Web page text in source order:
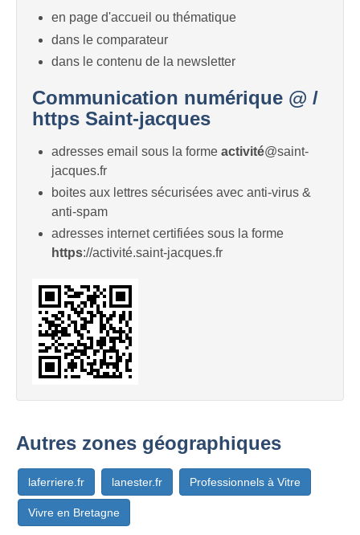
en page d'accueil ou thématique
dans le comparateur
dans le contenu de la newsletter
Communication numérique @ /
https Saint-jacques
adresses email sous la forme activité@saint-
jacques.fr
boites aux lettres sécurisées avec anti-virus &
anti-spam
adresses internet certifiées sous la forme
https://activité.saint-jacques.fr
Autres zones géographiques
laferriere.fr lanester.fr Professionnels à Vitre
Vivre en Bretagne